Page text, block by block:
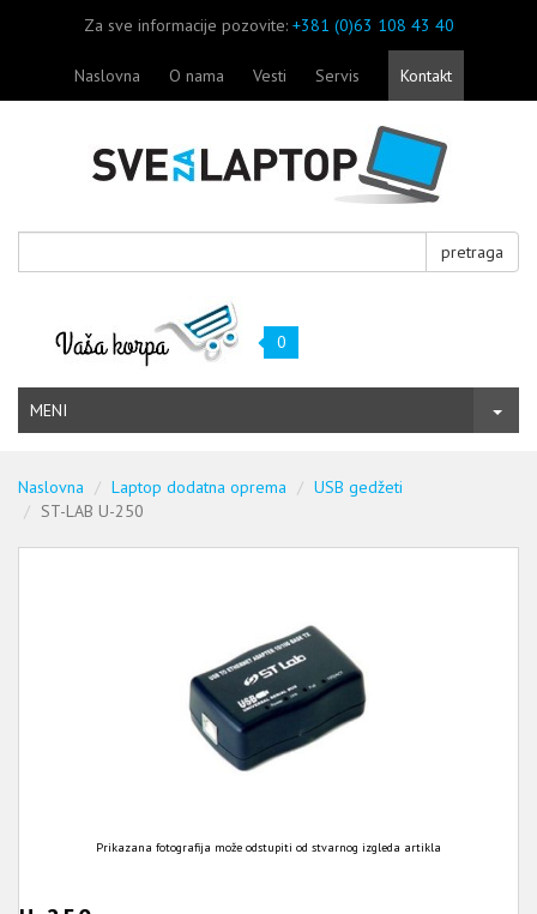
Za sve informacije pozovite: +381 (0)63 108 43 40
Naslovna O nama Vesti Servis Kontakt
pretraga
0
MENI
Naslovna Laptop dodatna oprema
USB gedžeti
ST-LAB U-250
Prikazana fotografija može odstupiti od stvarnog izgleda artikla